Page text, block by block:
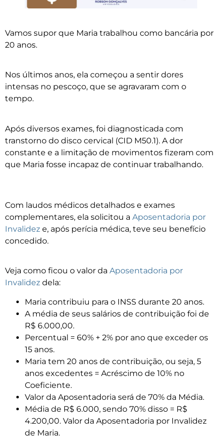
Vamos supor que Maria trabalhou como bancária por
20 anos.
Nos últimos anos, ela começou a sentir dores
intensas no pescoço, que se agravaram com o
tempo.
Após diversos exames, foi diagnosticada com
transtorno do disco cervical (CID M50.1). A dor
constante e a limitação de movimentos fizeram com
que Maria fosse incapaz de continuar trabalhando.
Com laudos médicos detalhados e exames
complementares, ela solicitou a Aposentadoria por
Invalidez e, após perícia médica, teve seu benefício
concedido.
Veja como ficou o valor da Aposentadoria por
Invalidez dela:
Maria contribuiu para o INSS durante 20 anos.
A média de seus salários de contribuição foi de
R$ 6.000,00.
Percentual = 60% + 2% por ano que exceder os
15 anos.
Maria tem 20 anos de contribuição, ou seja, 5
anos excedentes = Acréscimo de 10% no
Coeficiente.
Valor da Aposentadoria será de 70% da Média.
Média de R$ 6.000, sendo 70% disso = R$
4.200,00. Valor da Aposentadoria por Invalidez
de Maria.